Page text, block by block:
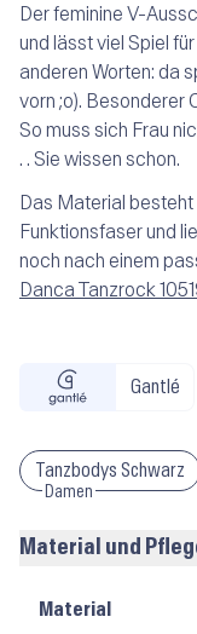
Der feminine V-
und lässt viel Spiel
anderen Worten: da
vorn ;o). Besonderer
So muss sich Frau
. . Sie wissen schon.
Das Material
Funktionsfaser und
noch nach einem
Danca Tanzrock
Gantlé
Tanzbodys Schwarz
Damen
Material und
Material
Material